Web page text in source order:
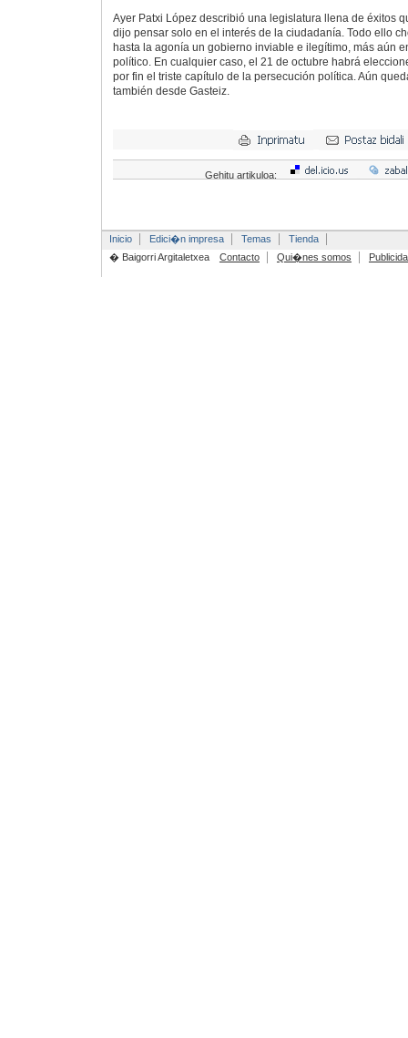
Ayer Patxi López describió una legislatura llena de éxitos
dijo pensar solo en el interés de la ciudadanía. Todo ello
hasta la agonía un gobierno inviable e ilegítimo, más aún
político. En cualquier caso, el 21 de octubre habrá
por fin el triste capítulo de la persecución política. Aún
también desde Gasteiz.
Gehitu artikuloa:
Inicio Edici�n impresa Temas
Tienda
� Baigorri Argitaletxea
Contacto Qui�nes somos